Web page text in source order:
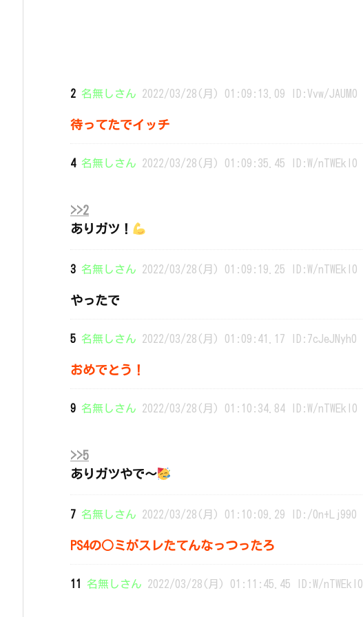
2 名無しさん 2022/03/28(月) 01:09:13.09 ID:Vvw/JAUM0
待ってたでイッチ
4 名無しさん 2022/03/28(月) 01:09:35.45 ID:W/nTWEkl0
>>2
ありガツ！
3 名無しさん 2022/03/28(月) 01:09:19.25 ID:W/nTWEkl0
やったで
5 名無しさん 2022/03/28(月) 01:09:41.17 ID:7cJeJNyh0
おめでとう！
9 名無しさん 2022/03/28(月) 01:10:34.84 ID:W/nTWEkl0
>>5
ありガツやで〜
7 名無しさん 2022/03/28(月) 01:10:09.29 ID:/0n+Lj990
PS4の○ミがスレたてんなっつったろ
11 名無しさん 2022/03/28(月) 01:11:45.45 ID:W/nTWEkl0